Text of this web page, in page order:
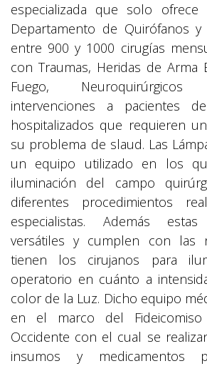
especializada que solo ofrece
Departamento de Quirófanos y
entre 900 y 1000 cirugías
con Traumas, Heridas de Arma
Fuego,
intervenciones a pacientes
hospitalizados que requieren
su problema de slaud. Las
un equipo utilizado en los
iluminación del campo
diferentes procedimientos
especialistas. Además
versátiles y cumplen con las
tienen los cirujanos para
operatorio en cuánto a
color de la Luz. Dicho equipo
en el marco del
Occidente con el cual se
insumos y medicamentos